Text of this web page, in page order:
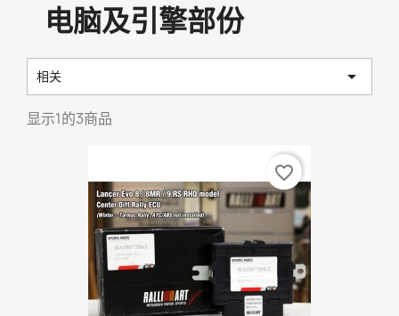
电脑及引擎部份
相关 
显示1的3商品
favorite_border